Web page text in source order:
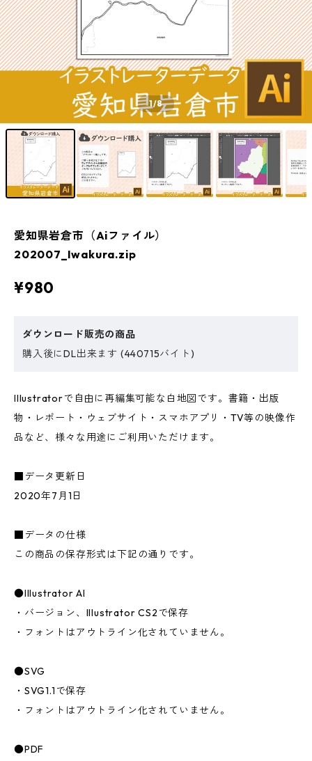
1/8
愛知県岩倉市（Aiファイル）
202007_Iwakura.zip
¥980
ダウンロード販売の商品
購入後にDL出来ます (440715バイト)
Illustratorで自由に再編集可能な白地図です。書籍・出版
物・レポート・ウェブサイト・スマホアプリ・TV等の映像作
品など、様々な用途にご利用いただけます。
■データ更新日
2020年7月1日
■データの仕様
この商品の保存形式は下記の通りです。
●Illustrator AI
・バージョン、Illustrator CS2で保存
・フォントはアウトライン化されていません。
●SVG
・SVG1.1で保存
・フォントはアウトライン化されていません。
●PDF